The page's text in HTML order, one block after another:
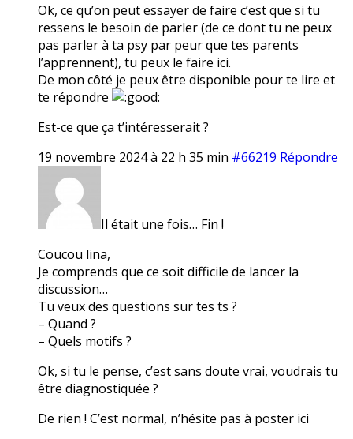
Ok, ce qu’on peut essayer de faire c’est que si tu
ressens le besoin de parler (de ce dont tu ne peux
pas parler à ta psy par peur que tes parents
l’apprennent), tu peux le faire ici.
De mon côté je peux être disponible pour te lire et
te répondre
Est-ce que ça t’intéresserait ?
19 novembre 2024 à 22 h 35 min #66219 Répondre
Il était une fois… Fin !
Coucou lina,
Je comprends que ce soit difficile de lancer la
discussion…
Tu veux des questions sur tes ts ?
– Quand ?
– Quels motifs ?
Ok, si tu le pense, c’est sans doute vrai, voudrais tu
être diagnostiquée ?
De rien ! C’est normal, n’hésite pas à poster ici